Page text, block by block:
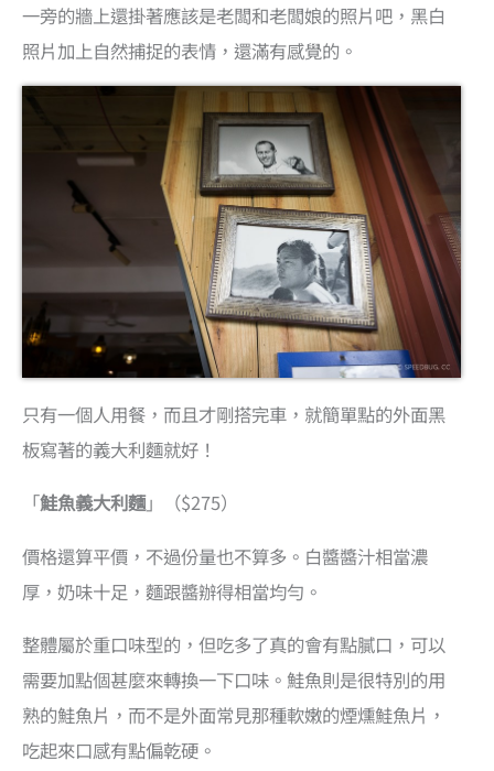
一旁的牆上還掛著應該是老闆和老闆娘的照片吧，黑白
照片加上自然捕捉的表情，還滿有感覺的。
只有一個人用餐，而且才剛搭完車，就簡單點的外面黑
板寫著的義大利麵就好！
「鮭魚義大利麵」（$275）
價格還算平價，不過份量也不算多。白醬醬汁相當濃
厚，奶味十足，麵跟醬辦得相當均勻。
整體屬於重口味型的，但吃多了真的會有點膩口，可以
需要加點個甚麼來轉換一下口味。鮭魚則是很特別的用
熟的鮭魚片，而不是外面常見那種軟嫩的煙燻鮭魚片，
吃起來口感有點偏乾硬。